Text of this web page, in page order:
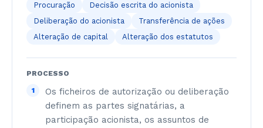
Procuração
Decisão escrita do acionista
Deliberação do acionista
Transferência de ações
Alteração de capital
Alteração dos estatutos
PROCESSO
1
Os ficheiros de autorização ou deliberação
definem as partes signatárias, a
participação acionista, os assuntos de